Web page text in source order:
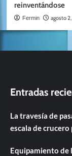
reinventándose
Fermin agosto
Entradas
La travesía de
escala de crucero
Equipamiento de